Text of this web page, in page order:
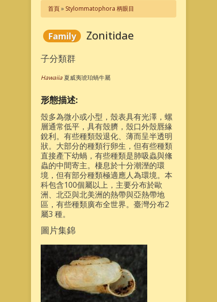
您在這裡
首頁» Stylommatophora 柄眼目
Family Zonitidae
子分類群
Hawaiia 夏威夷琥珀蝸牛屬
形態描述:
殼多為微小或小型，殼表具有光澤，螺
層通常低平，具有殼臍，殼口外殼唇緣
銳利。有些種類殼退化、薄而呈半透明
狀。大部分的種類行卵生，但有些種類
直接產下幼蝸，有些種類是肺吸蟲與絛
蟲的中間寄主。棲息於十分潮溼的環
境，但有部分種類極適應人為環境。本
科包含100個屬以上，主要分布於歐
洲、北亞與北美洲的熱帶與亞熱帶地
區，有些種類廣布全世界。臺灣分布2
屬3 種。
圖片集錦